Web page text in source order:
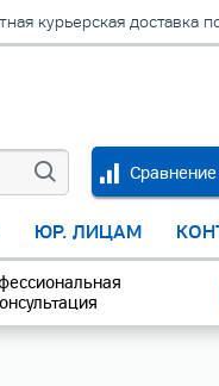
курьерская доставка
ЮР. ЛИЦАМ